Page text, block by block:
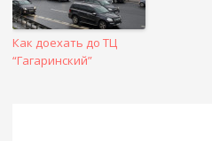
Как доехать до ТЦ
“Гагаринский”